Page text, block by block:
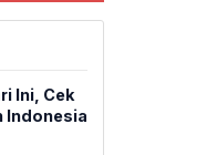
Ini, Cek
Indonesia